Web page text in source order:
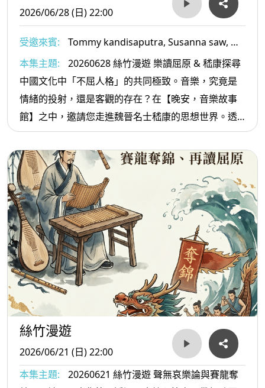
2026/06/28 (日) 22:00
受邀來賓:
Tommy kandisaputra, Susanna saw, 桂
乃舜Ambros Copi, Jennifer Tham, Morna
Edmundson,
本集主題:
20260628 絲竹漫遊 樂讀屈原 & 嵇康探尋
中國文化中「不屈人格」的共同極致。音樂，究竟是
情緒的投射，還是客觀的存在？在【晚安，音樂故事
館】之中，邀請您走進魏晉名士嵇康的思想世界。透
過對其經典辯論《聲無哀樂論》的剖析，探討「音樂
本身無哀樂之分，悲喜僅存於聽者內心」的哲學觀
點。這場關於聲音與情感的辯證，將重新喚醒我們對
音樂本質的感悟。
絲竹漫遊
2026/06/21 (日) 22:00
本集主題:
20260621 絲竹漫遊 聲無哀樂論與賽龍奪